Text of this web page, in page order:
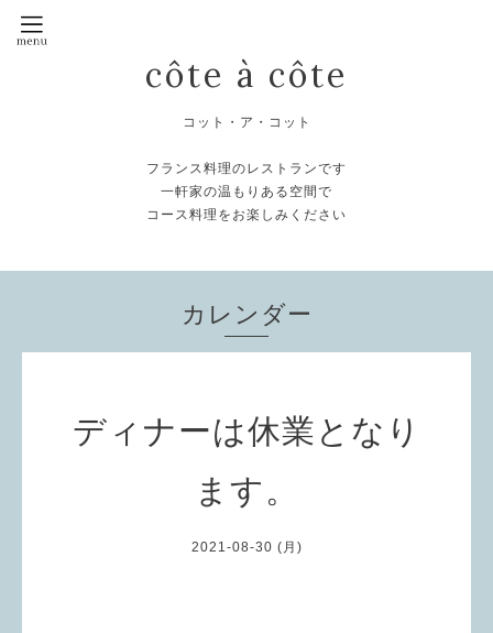
côte à côte
コット・ア・コット
フランス料理のレストランです
一軒家の温もりある空間で
コース料理をお楽しみください
カレンダー
ディナーは休業となり
ます。
2021-08-30 (月)